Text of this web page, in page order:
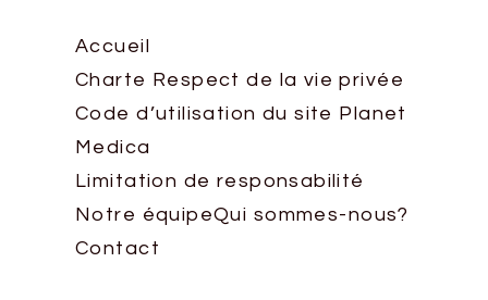
Accueil
Charte Respect de la vie privée
Code d’utilisation du site Planet
Medica
Limitation de responsabilité
Notre équipeQui sommes-nous?
Contact